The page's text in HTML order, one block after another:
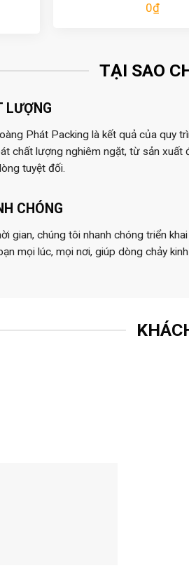
0₫
TẠI SAO
LƯỢNG
Phát Packing là kết quả của quy
chất lượng nghiêm ngặt, từ sản xuất
tuyệt đối.
CHÓNG
gian, chúng tôi nhanh chóng triển
mọi lúc, mọi nơi, giúp dòng chảy